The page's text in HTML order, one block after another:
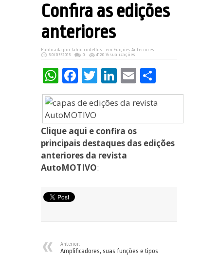
Confira as edições
anteriores
Publicada por:fabio codellos em Edições Anteriores
30/03/2013
0 4120 Visualizações
WhatsApp
Facebook
Twitter
LinkedIn
Email
Clique aqui e confira os
principais destaques das edições
anteriores da revista
AutoMOTIVO:
Anterior:
Amplificadores, suas funções e tipos